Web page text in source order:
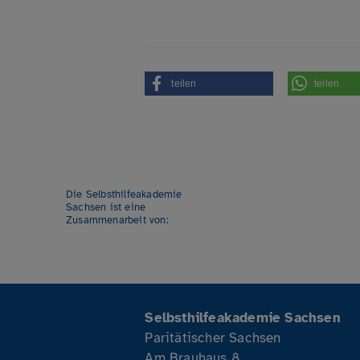
teilen teilen
Die Selbsthilfeakademie
Sachsen ist eine
Zusammenarbeit von:
Selbsthilfeakademie Sachsen
Paritätischer Sachsen